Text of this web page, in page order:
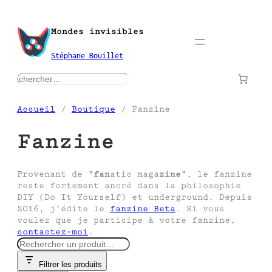
contenu
Mondes invisibles
Stéphane Bouillet
rechercher
Accueil / Boutique / Fanzine
Fanzine
Provenant de "fanatic magazine", le fanzine
reste fortement ancré dans la philosophie
DIY (Do It Yourself) et underground. Depuis
2016, j'édite le fanzine Beta. Si vous
voulez que je participe à votre fanzine,
contactez-moi .
R
e
Filtrer les produits